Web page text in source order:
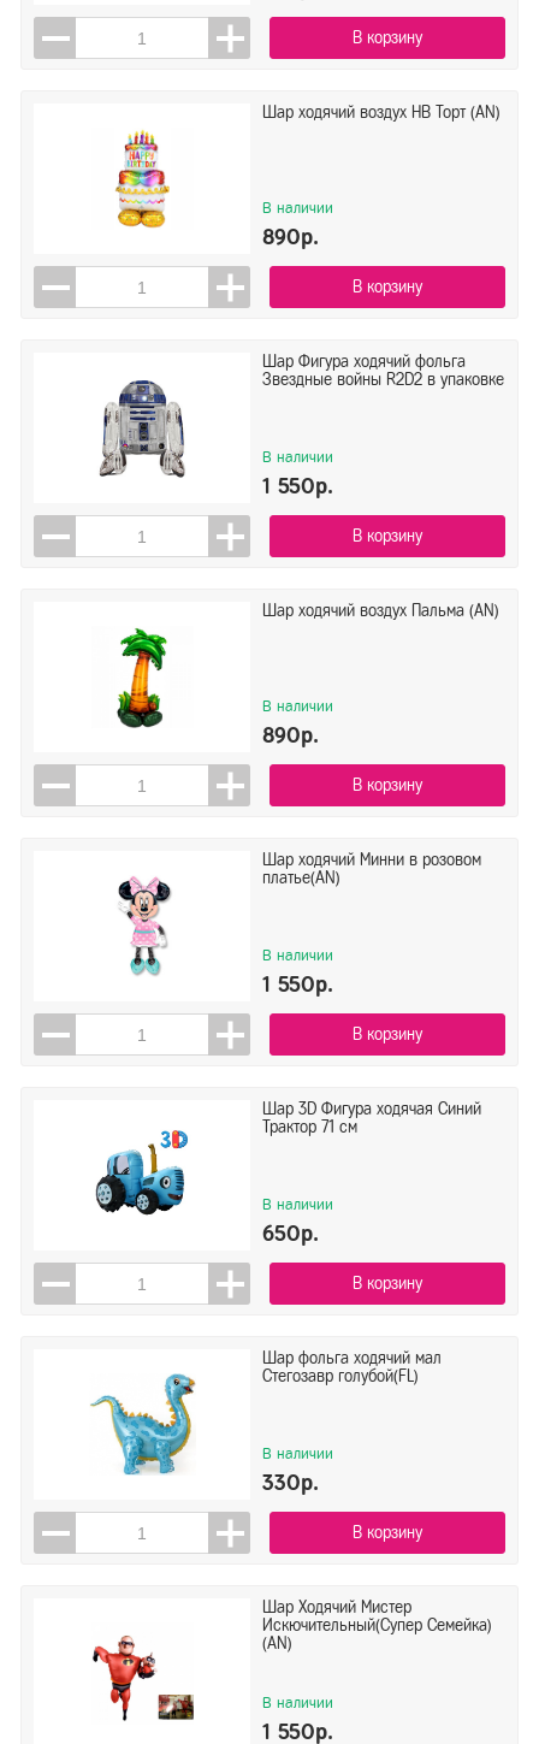
В корзину
Шар ходячий воздух HB Торт (AN)
В наличии
890р.
В корзину
Шар Фигура ходячий фольга
Звездные войны R2D2 в упаковке
В наличии
1 550р.
В корзину
Шар ходячий воздух Пальма (AN)
В наличии
890р.
В корзину
Шар ходячий Минни в розовом
платье(AN)
В наличии
1 550р.
В корзину
Шар 3D Фигура ходячая Синий
Трактор 71 см
В наличии
650р.
В корзину
Шар фольга ходячий мал
Стегозавр голубой(FL)
В наличии
330р.
В корзину
Шар Ходячий Мистер
Искючительный(Супер Семейка)
(AN)
В наличии
1 550р.